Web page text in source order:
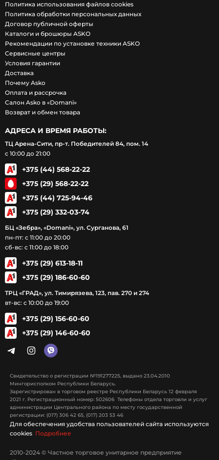
Политика использования файлов cookies
Политика обработки персональных данных
Договор публичной оферты
Каталоги и брошюры ASKO
Рекомендации по установке техники ASKO
Сервисные центры
Условия гарантии
Доставка
Почему Asko
Оплата и рассрочка
Салон Asko в «Domani»
Возврат и обмен товара
АДРЕСА И ВРЕМЯ РАБОТЫ:
ТЦ Арена-Сити, пр-т. Победителей 84, пом. 14
с 10:00 до 21:00
+375 (44) 568-22-22
+375 (29) 568-22-22
+375 (44) 725-94-46
+375 (29) 332-03-74
БЦ «Зебра», «Domani», ул. Сурганова, 61
пн-пт: с 11:00 до 20:00
сб-вс: с 11:00 до 18:00
+375 (29) 613-18-11
+375 (29) 186-60-60
ТРЦ «ГРАД», ул. Тимирязева, 123, пав. 270 и 274
вт-вс: с 10:00 до 19:00
+375 (29) 156-60-60
+375 (29) 146-60-60
Свидетельство о регистрации №191277225, выдано 23.04.2010
Мингорисполком Республики Беларусь.
Зарегистрирован в торговом реестре Республики Беларусь 12 февраля
2021 г. Регистрационный номер: 502606 Телефоны отдела торговли и услуг
администрации Центрального района по месту государственной
регистрации: (017) 306 42 65, (017) 203 53 46
Для обеспечения удобства пользователей сайта используются
cookies Подробнее
2010-2024 © Частное торговое унитарное предприятие